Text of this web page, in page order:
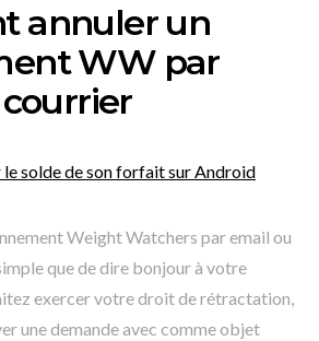
annuler un
WW par
solde de son forfait sur Android
Weight Watchers par email ou
que de dire bonjour à votre
exercer votre droit de rétractation,
une demande avec comme objet